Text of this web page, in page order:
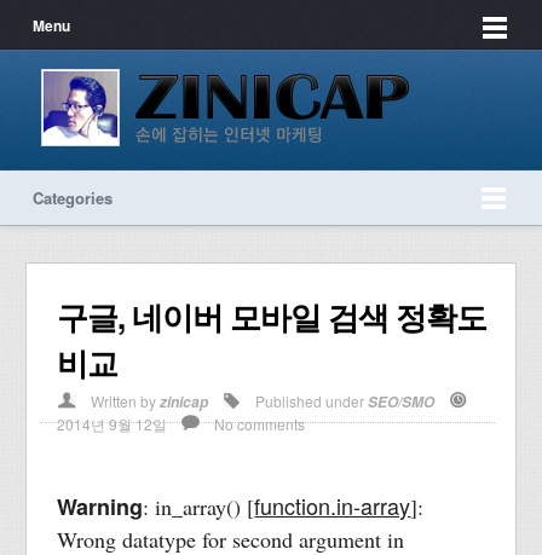
Menu
Categories
구글, 네이버 모바일 검색 정확도
비교
Written byzinicap Published underSEO/SMO
2014년 9월 12일
No comments
Warning: in_array() [function.in-array]:
Wrong datatype for second argument in